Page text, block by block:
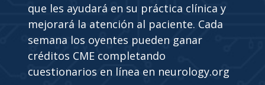
que les ayudará en su práctica clínica y
mejorará la atención al paciente. Cada
semana los oyentes pueden ganar
créditos CME completando
cuestionarios en línea en neurology.org